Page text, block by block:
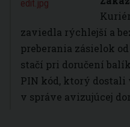
zaviedla rýchlejší a
preberania zásielok
stačí pri doručení
PIN kód, ktorý dostali
v správe avizujúcej